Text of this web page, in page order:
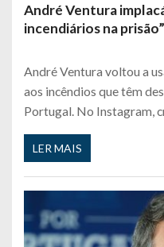
André Ventura
incendiários na prisão”
André Ventura voltou a
aos incêndios que têm
Portugal. No Instagram,
LER MAIS